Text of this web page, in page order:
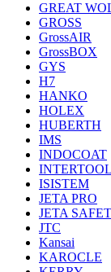
GREAT
GROSS
GrossAIR
GrossBOX
GYS
H7
HANKO
HOLEX
HUBERTH
IMS
INDOCOAT
INTERTOOL
ISISTEM
JETA PRO
JETA
JTC
Kansai
KAROCLE